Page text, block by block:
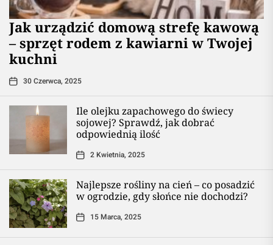
​Jak urządzić domową strefę kawową
– sprzęt rodem z kawiarni w Twojej
kuchni
30 Czerwca, 2025
Ile olejku zapachowego do świecy
sojowej? Sprawdź, jak dobrać
odpowiednią ilość
2 Kwietnia, 2025
Najlepsze rośliny na cień – co posadzić
w ogrodzie, gdy słońce nie dochodzi?
15 Marca, 2025